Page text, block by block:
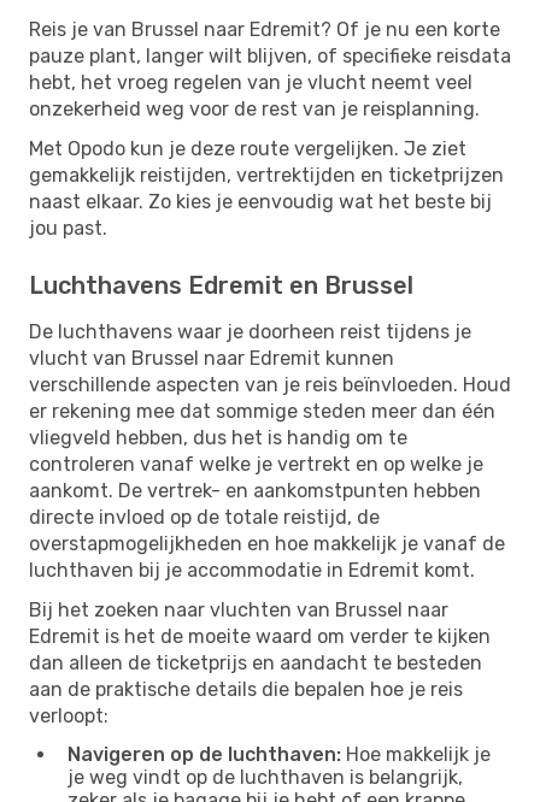
Reis je van Brussel naar Edremit? Of je nu een korte
pauze plant, langer wilt blijven, of specifieke reisdata
hebt, het vroeg regelen van je vlucht neemt veel
onzekerheid weg voor de rest van je reisplanning.
Met Opodo kun je deze route vergelijken. Je ziet
gemakkelijk reistijden, vertrektijden en ticketprijzen
naast elkaar. Zo kies je eenvoudig wat het beste bij
jou past.
Luchthavens Edremit en Brussel
De luchthavens waar je doorheen reist tijdens je
vlucht van Brussel naar Edremit kunnen
verschillende aspecten van je reis beïnvloeden. Houd
er rekening mee dat sommige steden meer dan één
vliegveld hebben, dus het is handig om te
controleren vanaf welke je vertrekt en op welke je
aankomt. De vertrek- en aankomstpunten hebben
directe invloed op de totale reistijd, de
overstapmogelijkheden en hoe makkelijk je vanaf de
luchthaven bij je accommodatie in Edremit komt.
Bij het zoeken naar vluchten van Brussel naar
Edremit is het de moeite waard om verder te kijken
dan alleen de ticketprijs en aandacht te besteden
aan de praktische details die bepalen hoe je reis
verloopt:
Navigeren op de luchthaven: Hoe makkelijk je
je weg vindt op de luchthaven is belangrijk,